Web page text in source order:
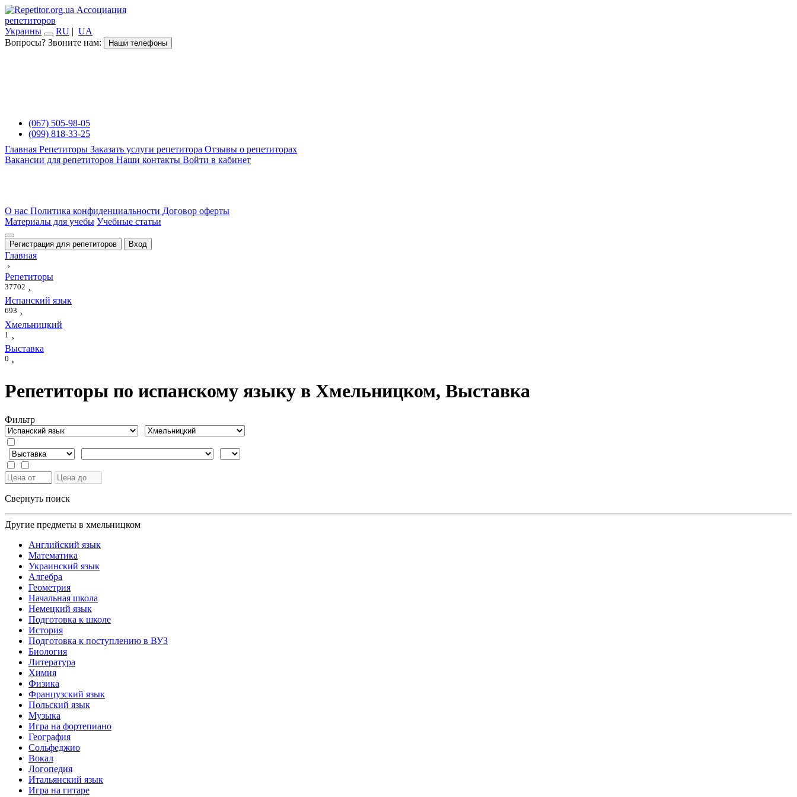
Ассоциация
репетиторов
Украины
RU | UA
Вопросы? Звоните нам:
Наши телефоны
(067) 505-98-05
(099) 818-33-25
Главная Репетиторы Заказать услуги репетитора Отзывы о репетиторах
Вакансии для репетиторов Наши контакты Войти в кабинет
О нас Политика конфиденциальности Договор оферты
Материалы для учебы Учебные статьи
Регистрация для репетиторов Вход
Главная
›
Репетиторы
37702 ›
Испанский язык
693 ›
Хмельницкий
1 ›
Выставка
0 ›
Репетиторы по испанскому языку в Хмельницком, Выставка
Фильтр
Свернуть поиск
Другие предметы в хмельницком
Английский язык
Математика
Украинский язык
Алгебра
Геометрия
Начальная школа
Немецкий язык
Подготовка к школе
История
Подготовка к поступлению в ВУЗ
Биология
Литература
Химия
Физика
Французский язык
Польский язык
Музыка
Игра на фортепиано
География
Сольфеджио
Вокал
Логопедия
Итальянский язык
Игра на гитаре